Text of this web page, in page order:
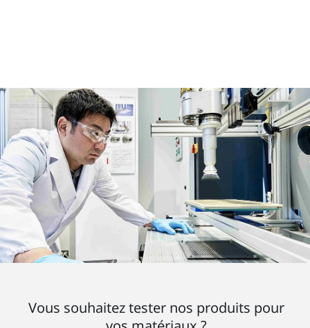
Vous souhaitez tester nos produits pour